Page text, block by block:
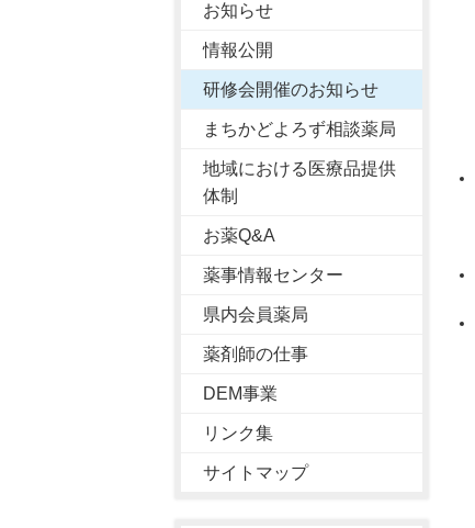
お知らせ
情報公開
研修会開催のお知らせ
まちかどよろず相談薬局
地域における医療品提供
体制
お薬Q&A
薬事情報センター
県内会員薬局
薬剤師の仕事
DEM事業
リンク集
サイトマップ